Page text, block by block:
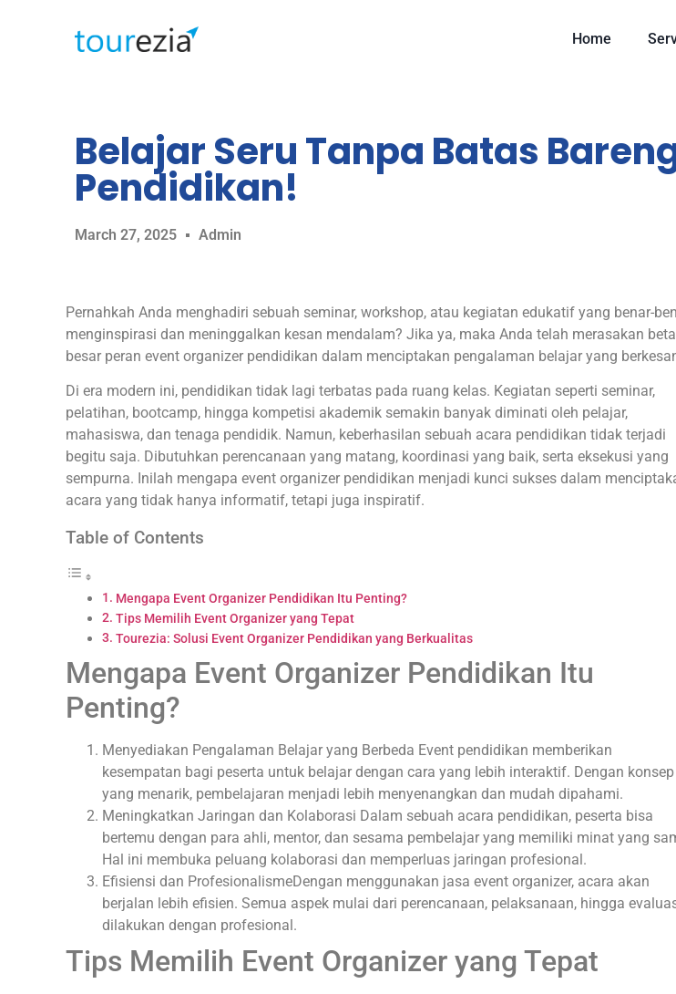
Home
Belajar Seru Tanpa Batas
Pendidikan!
March 27, 2025 Admin
Pernahkah Anda menghadiri sebuah seminar, workshop, atau kegiatan edukatif yang benar-
menginspirasi dan meninggalkan kesan mendalam? Jika ya, maka Anda telah merasakan
besar peran event organizer pendidikan dalam menciptakan pengalaman belajar yang
Di era modern ini, pendidikan tidak lagi terbatas pada ruang kelas. Kegiatan seperti seminar,
pelatihan, bootcamp, hingga kompetisi akademik semakin banyak diminati oleh pelajar,
mahasiswa, dan tenaga pendidik. Namun, keberhasilan sebuah acara pendidikan tidak terjadi
begitu saja. Dibutuhkan perencanaan yang matang, koordinasi yang baik, serta eksekusi yang
sempurna. Inilah mengapa event organizer pendidikan menjadi kunci sukses dalam
acara yang tidak hanya informatif, tetapi juga inspiratif.
Table of Contents
Mengapa Event Organizer Pendidikan Itu Penting?
Tips Memilih Event Organizer yang Tepat
Tourezia: Solusi Event Organizer Pendidikan yang Berkualitas
Mengapa Event Organizer Pendidikan Itu
Penting?
Menyediakan Pengalaman Belajar yang Berbeda Event pendidikan memberikan
kesempatan bagi peserta untuk belajar dengan cara yang lebih interaktif. Dengan konsep
yang menarik, pembelajaran menjadi lebih menyenangkan dan mudah dipahami.
Meningkatkan Jaringan dan Kolaborasi Dalam sebuah acara pendidikan, peserta bisa
bertemu dengan para ahli, mentor, dan sesama pembelajar yang memiliki minat yang
Hal ini membuka peluang kolaborasi dan memperluas jaringan profesional.
Efisiensi dan ProfesionalismeDengan menggunakan jasa event organizer, acara akan
berjalan lebih efisien. Semua aspek mulai dari perencanaan, pelaksanaan, hingga
dilakukan dengan profesional.
Tips Memilih Event Organizer yang Tepat